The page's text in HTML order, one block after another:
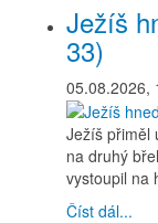
Ježíš
33)
05.08.2026,
Ježíš přiměl
na druhý
vystoupil na
Číst dál...